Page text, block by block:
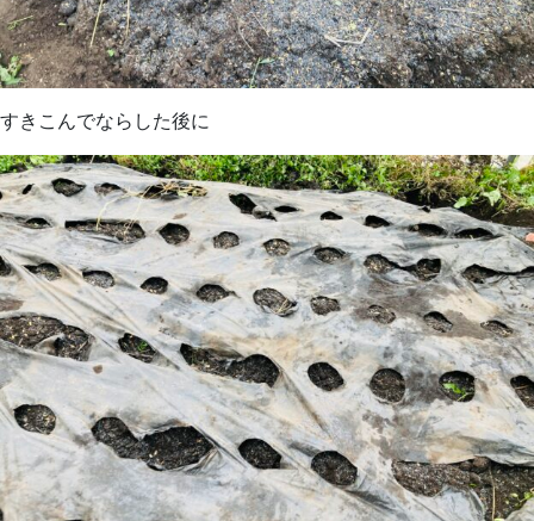
すきこんでならした後に